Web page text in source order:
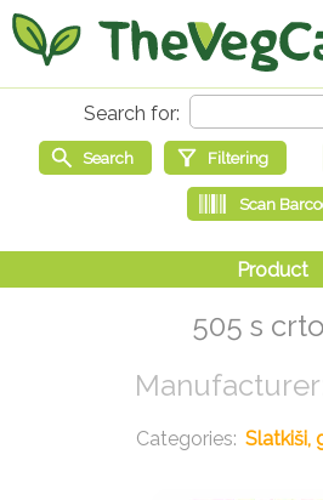
505 s
Slatkiši,